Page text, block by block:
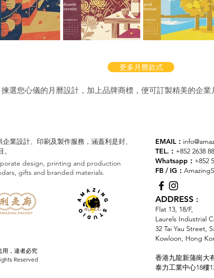
更多月曆款式
揀選您心儀的月曆設計， 加上品牌商標，便可訂製精美的企業
業設計、印刷及製作服務，涵蓋利是封、
design, printing and production
gifts and branded materials.
用，違者必究
Reserved
EMAIL：
TEL.： +852 2638
Whatsapp： +852
FB / IG：
ADDRESS ：
Flat 13, 18/F,
Laurels Industrial
32 Tai Yau Street,
Kowloon, Hong
香港九龍新蒲崗大
泰力工業中心18樓